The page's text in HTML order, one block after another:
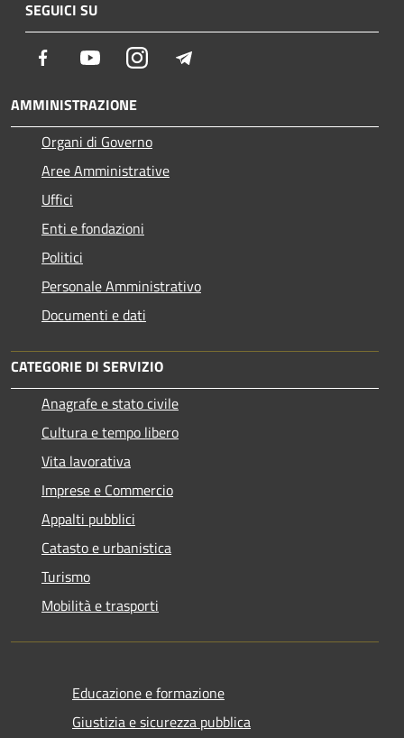
SEGUICI SU
Facebook YoutubeInstagram
AMMINISTRAZIONE
Organi di Governo
Aree Amministrative
Uffici
Enti e fondazioni
Politici
Personale Amministrativo
Documenti e dati
CATEGORIE DI SERVIZIO
Anagrafe e stato civile
Cultura e tempo libero
Vita lavorativa
Imprese e Commercio
Appalti pubblici
Catasto e urbanistica
Turismo
Mobilità e trasporti
Educazione e formazione
Giustizia e sicurezza pubblica